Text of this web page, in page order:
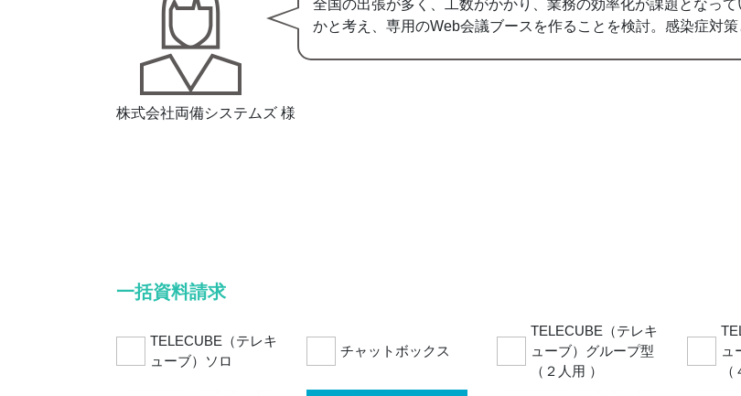
全国の出張が多く、工数がかかり、業務の効率化が課題となっ
かと考え、専用のWeb会議ブースを作ることを検討。感染症対
株式会社両備システムズ 様
一括資料請求
TELECUBE（テレキ
ューブ）ソロ
チャットボックス
TELECUBE（テレキ
ューブ）グループ型
（２人用 ）
ュ